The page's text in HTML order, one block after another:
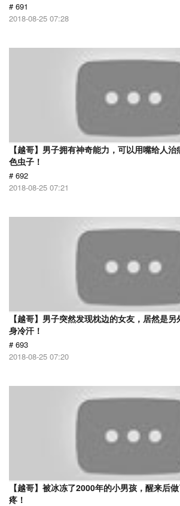
# 691
2018-08-25 07:28
【越哥】男子拥有神奇能力，可以用嘴给人
色虫子！
# 692
2018-08-25 07:21
【越哥】男子突然发现枕边的女友，居然是
身冷汗！
# 693
2018-08-25 07:20
【越哥】被冰冻了2000年的小男孩，醒来后
疼！